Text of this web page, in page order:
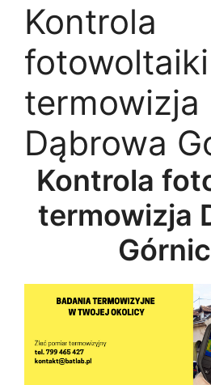
Kontrola
fotowoltaiki
termowizja
Dąbrowa
Kontrola
termowizja